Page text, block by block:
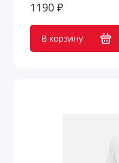
1190 ₽
В корзину